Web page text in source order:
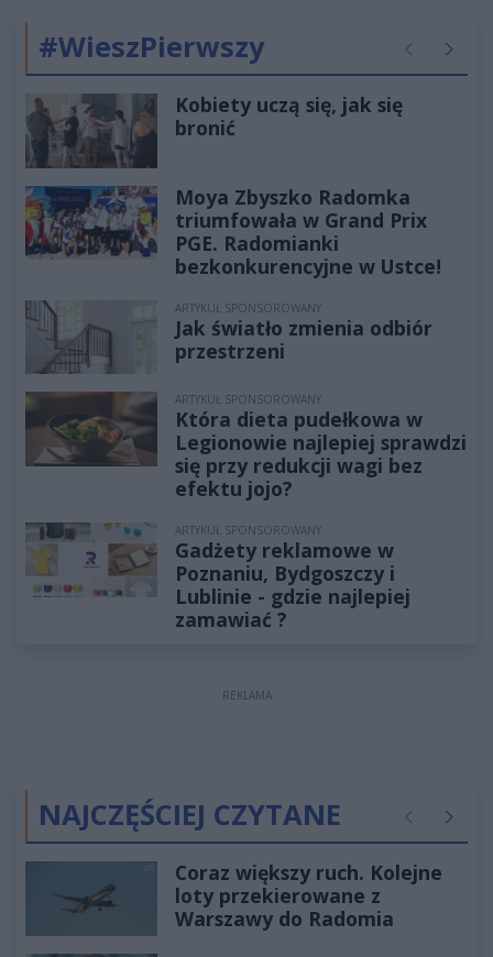
#WieszPierwszy Poprzednie
Kobiety uczą się, jak się
bronić
Moya Zbyszko Radomka
triumfowała w Grand Prix
PGE. Radomianki
bezkonkurencyjne w Ustce!
ARTYKUŁ SPONSOROWANY
Jak światło zmienia odbiór
przestrzeni
ARTYKUŁ SPONSOROWANY
Która dieta pudełkowa w
Legionowie najlepiej sprawdzi
się przy redukcji wagi bez
efektu jojo?
ARTYKUŁ SPONSOROWANY
Gadżety reklamowe w
Poznaniu, Bydgoszczy i
Lublinie - gdzie najlepiej
zamawiać ?
REKLAMA
NAJCZĘŚCIEJ CZYTANE Poprzednie
Coraz większy ruch. Kolejne
loty przekierowane z
Warszawy do Radomia